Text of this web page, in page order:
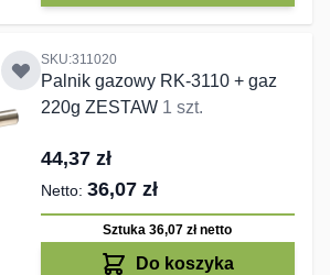
SKU:311020
Palnik gazowy RK-3110 + gaz
220g ZESTAW 1 szt.
44,37 zł
36,07 zł
Sztuka 36,07 złnetto
Do koszyka